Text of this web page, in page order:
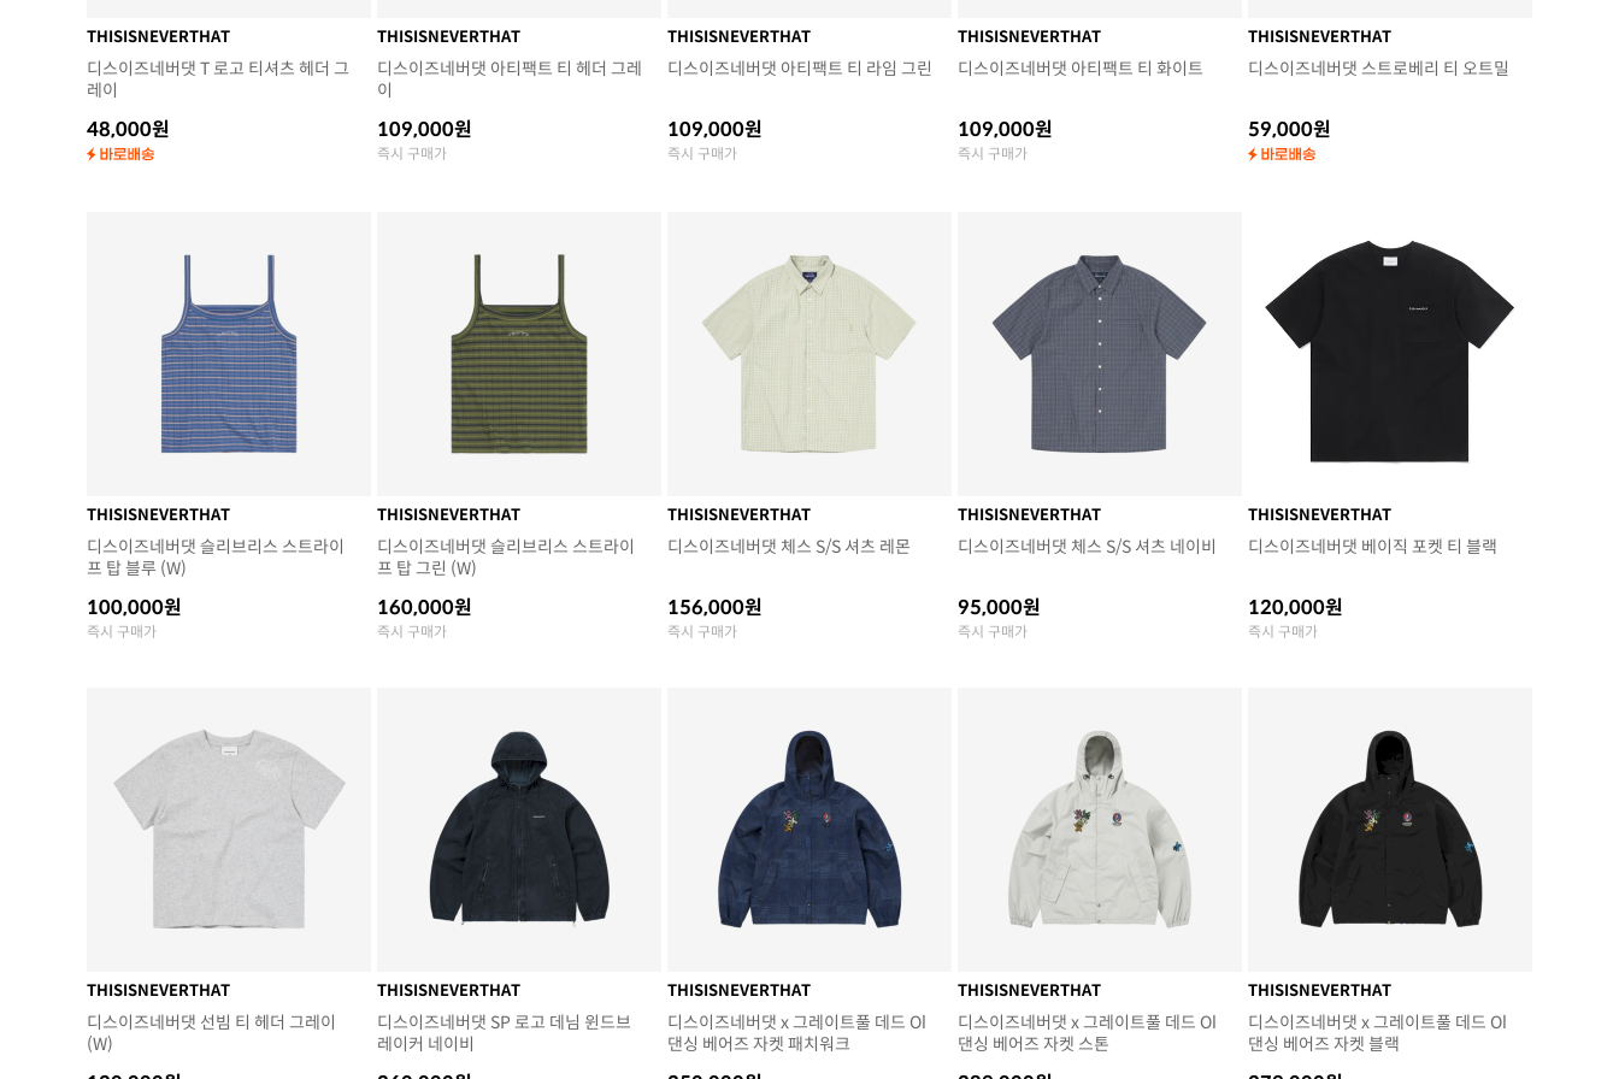
THISISNEVERTHAT
디스이즈네버댓 T 로고 티셔츠 헤더 그
레이
48,000원
THISISNEVERTHAT
디스이즈네버댓 아티팩트 티 헤더 그레
이
109,000원
즉시 구매가
THISISNEVERTHAT
디스이즈네버댓 아티팩트 티 라임 그린
109,000원
즉시 구매가
THISISNEVERTHAT
디스이즈네버댓 아티팩트 티 화이트
109,000원
즉시 구매가
THISISNEVERTHAT
디스이즈네버댓 스트로베리 티 오트밀
59,000원
THISISNEVERTHAT
디스이즈네버댓 슬리브리스 스트라이
프 탑 블루 (W)
100,000원
즉시 구매가
THISISNEVERTHAT
디스이즈네버댓 슬리브리스 스트라이
프 탑 그린 (W)
160,000원
즉시 구매가
THISISNEVERTHAT
디스이즈네버댓 체스 S/S 셔츠 레몬
156,000원
즉시 구매가
THISISNEVERTHAT
디스이즈네버댓 체스 S/S 셔츠 네이비
95,000원
즉시 구매가
THISISNEVERTHAT
디스이즈네버댓 베이직 포켓 티 블랙
120,000원
즉시 구매가
THISISNEVERTHAT
디스이즈네버댓 선빔 티 헤더 그레이
(W)
THISISNEVERTHAT
디스이즈네버댓 SP 로고 데님 윈드브
레이커 네이비
THISISNEVERTHAT
디스이즈네버댓 x 그레이트풀 데드 Ol
댄싱 베어즈 자켓 패치워크
THISISNEVERTHAT
디스이즈네버댓 x 그레이트풀 데드 Ol
댄싱 베어즈 자켓 스톤
THISISNEVERTHAT
디스이즈네버댓 x 그레이트풀 데드 Ol
댄싱 베어즈 자켓 블랙